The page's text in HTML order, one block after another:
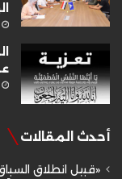
أحدث المقالات
«قبيل انطلاق